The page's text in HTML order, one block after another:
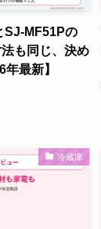
SJ-MF51Pの
も同じ、決め
最新】
冷蔵庫